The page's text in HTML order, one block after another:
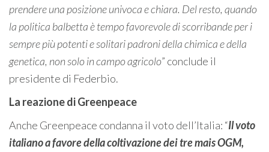
prendere una posizione univoca e chiara. Del resto, quando
la politica balbetta è tempo favorevole di scorribande per i
sempre più potenti e solitari padroni della chimica e della
genetica, non solo in campo agricolo” conclude il
presidente di Federbio.
La reazione di Greenpeace
Anche Greenpeace condanna il voto dell’Italia: “Il voto
italiano a favore della coltivazione dei tre mais OGM,